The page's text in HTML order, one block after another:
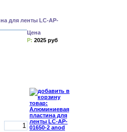
для ленты LC-AP-
Цена
Р: 2025 руб